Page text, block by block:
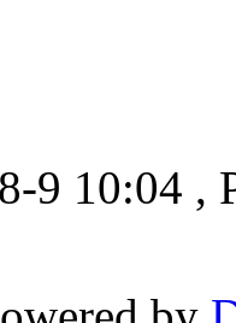
9 10:04 ,